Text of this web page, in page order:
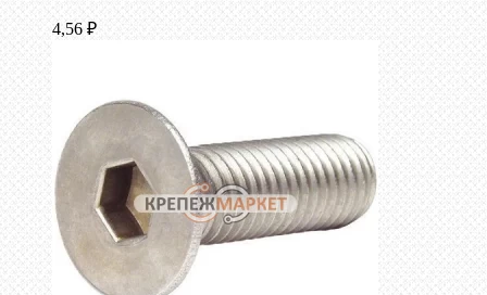
4,56 ₽